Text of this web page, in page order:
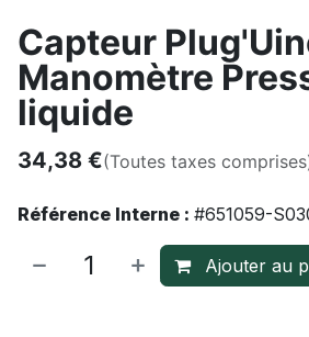
Capteur
Manomètre
liquide
34,38 €(Toutes taxes
Référence Interne : #651059-
Ajouter au